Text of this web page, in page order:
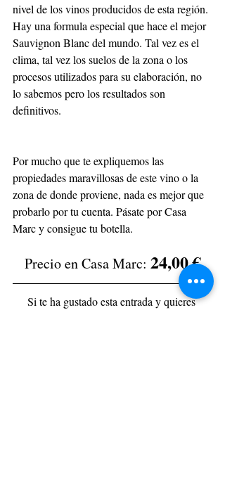
nivel de los vinos producidos de esta región.
Hay una formula especial que hace el mejor
Sauvignon Blanc del mundo. Tal vez es el
clima, tal vez los suelos de la zona o los
procesos utilizados para su elaboración, no
lo sabemos pero los resultados son
definitivos.
Por mucho que te expliquemos las
propiedades maravillosas de este vino o la
zona de donde proviene, nada es mejor que
probarlo por tu cuenta. Pásate por Casa
Marc y consigue tu botella.
Precio en Casa Marc: 24,00 €
Si te ha gustado esta entrada y quieres